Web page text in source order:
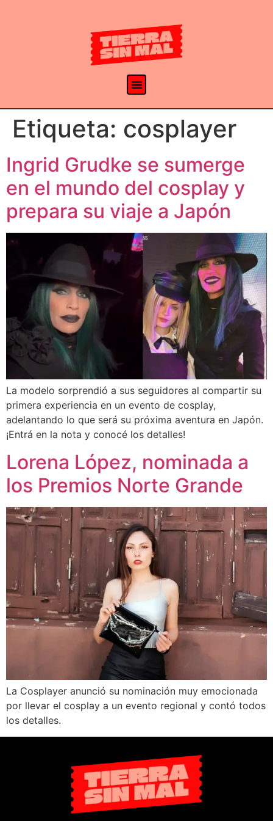
Etiqueta: cosplayer
Ingrid Grudke se sumerge
en el mundo del cosplay y
prepara su viaje a Japón
La modelo sorprendió a sus seguidores al compartir su
primera experiencia en un evento de cosplay,
adelantando lo que será su próxima aventura en Japón.
¡Entrá en la nota y conocé los detalles!
Lorena López, nominada a
los Premios Norte Grande
La Cosplayer anunció su nominación muy emocionada
por llevar el cosplay a un evento regional y contó todos
los detalles.